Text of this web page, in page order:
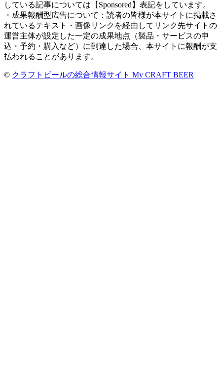
している記事については【Sponsored】表記をしています。
・成果報酬型広告について：読者の皆様が本サイトに掲載さ
れているテキスト・画像リンクを経由してリンク先サイトの
運営主体が設定した一定の成果地点（製品・サービスの申
込・予約・購入など）に到達した場合、本サイトに報酬が支
払われることがあります。
© クラフトビールの総合情報サイト My CRAFT BEER